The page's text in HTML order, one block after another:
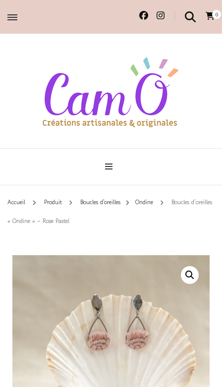
0
Cam'O – Créations
artisanales & originales
Accueil Produit Boucles d'oreilles Ondine Boucles d’oreilles
« Ondine » – Rose Pastel